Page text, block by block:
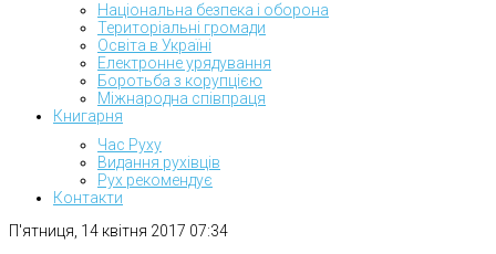
Національна безпека і оборона
Територіальні громади
Освіта в Україні
Електронне урядування
Боротьба з корупцією
Міжнародна співпраця
Книгарня
Час Руху
Видання рухівців
Рух рекомендує
Контакти
П'ятниця, 14 квітня 2017 07:34